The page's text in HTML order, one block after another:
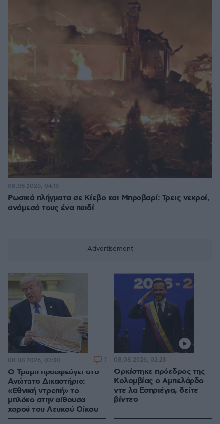
Ρωσικά πλήγματα σε Κίεβο και Μπροβαρί: Τρεις νεκροί,
ανάμεσά τους ένα παιδί
08.08.2026, 04:13
Ο Τραμπ προσφεύγει στο
Ανώτατο Δικαστήριο:
«Εθνική ντροπή» το
μπλόκο στην αίθουσα
χορού του Λευκού Οίκου
08.08.2026, 03:00 1
Ορκίστηκε πρόεδρος της
Κολομβίας ο Αμπελάρδο
ντε λα Εσπριέγια, δείτε
βίντεο
08.08.2026, 02:28